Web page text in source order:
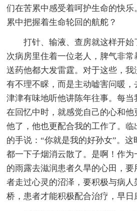
们在苦累中感受着呵护生命的快
累中把握着生命轮回的航舵？
打针、输液、查房就这样开
次病房里住着一位老人，脾气非
送药他都大发雷霆。对于这些，
有不理不睬，而是主动嘘害问暖，
津津有味地听他讲陈年往事。每
在回忆中时，就感觉自己的心和
他了，他也更配合我的工作了。
的手说：“你就是我的好孙女”。
都一下子烟消云散了。是啊！作
的雨露去滋润患者久旱的心田，
者走过心灵的沼泽，要积极与病人
桥，患者才能积极配合治疗，早日